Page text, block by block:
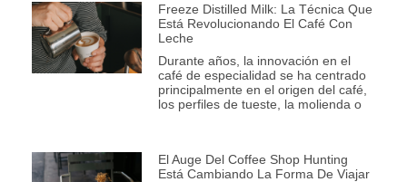
Freeze Distilled Milk: La Técnica Que
Está Revolucionando El Café Con
Leche
Durante años, la innovación en el
café de especialidad se ha centrado
principalmente en el origen del café,
los perfiles de tueste, la molienda o
El Auge Del Coffee Shop Hunting
Está Cambiando La Forma De Viajar